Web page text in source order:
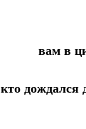
вам в
кто дождался